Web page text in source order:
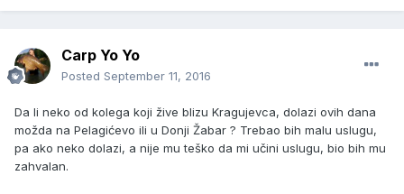
Carp Yo Yo
Posted September 11, 2016
Da li neko od kolega koji žive blizu Kragujevca, dolazi ovih dana
možda na Pelagićevo ili u Donji Žabar ? Trebao bih malu uslugu,
pa ako neko dolazi, a nije mu teško da mi učini uslugu, bio bih mu
zahvalan.